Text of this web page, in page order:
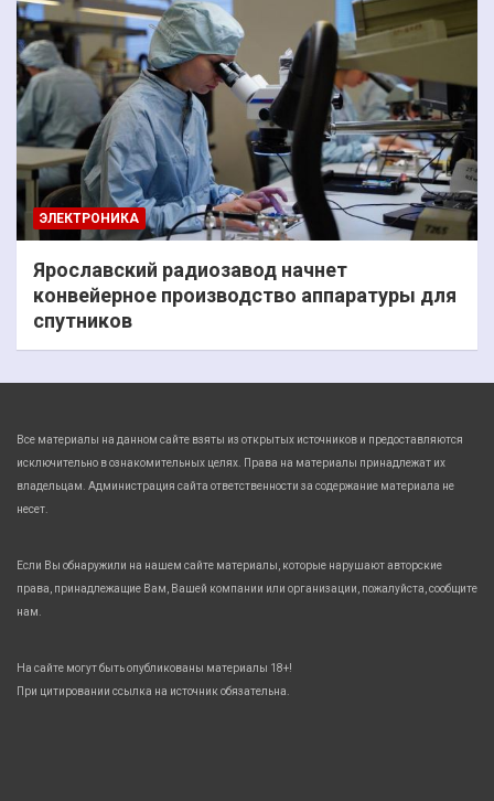
ЭЛЕКТРОНИКА
Ярославский радиозавод начнет
конвейерное производство аппаратуры для
спутников
Все материалы на данном сайте взяты из открытых источников и предоставляются
исключительно в ознакомительных целях. Права на материалы принадлежат их
владельцам. Администрация сайта ответственности за содержание материала не
несет.
Если Вы обнаружили на нашем сайте материалы, которые нарушают авторские
права, принадлежащие Вам, Вашей компании или организации, пожалуйста, сообщите
нам.
На сайте могут быть опубликованы материалы 18+!
При цитировании ссылка на источник обязательна.